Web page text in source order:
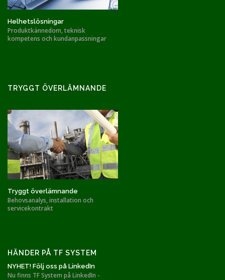
Helhetslösningar
Produktkännedom, teknisk
kompetens och kundanpassningar
TRYGGT ÖVERLÄMNANDE
Tryggt överlämnande
Behovsanalys, installation och
servicekontrakt
HÄNDER PÅ TF SYSTEM
NYHET! Följ oss på LinkedIn
Nu finns TF System på LinkedIn -